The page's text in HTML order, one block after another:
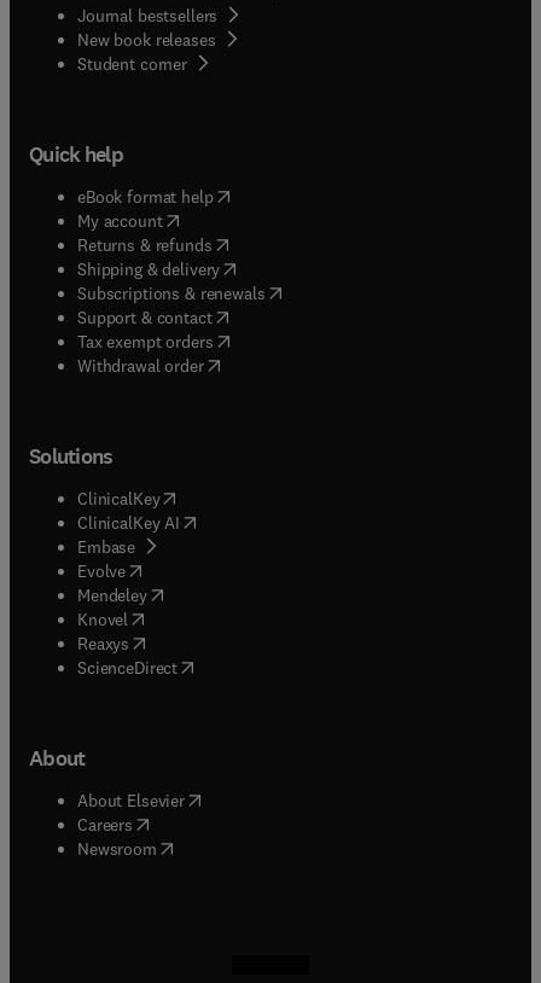
Journal bestsellers
New book releases
Student corner( opens in new tab/window
Quick help
eBook format help( opens in new tab/window
My account( opens in new tab/window
Returns & refunds( opens in new tab/window
Shipping & delivery(opens in new tab/window
Subscriptions & renewals( opens in new tab/window
Support & contact( opens in new tab/window
Tax exempt orders( opens in new tab/window
Withdrawal order
Solutions
ClinicalKey(opens in new tab/window
ClinicalKey AI opens in new tab/window
Embase( opens in new tab/window
Evolve(opens in new tab/window
Mendeley( opens in new tab/window
Knovel (opens in new tab/window
Reaxys (opens in new tab/window
ScienceDirect(opens in new tab/window
About
About Elsevier( opens in new tab/window
Careers opens in new tab/window
Newsroom( opens in new tab/window